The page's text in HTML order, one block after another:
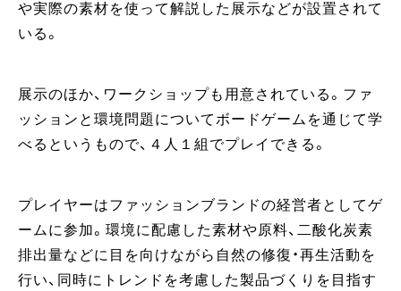
や実際の素材を使って解説した展示などが設置されて
いる。
展示のほか、ワークショップも用意されている。ファ
ッションと環境問題についてボードゲームを通じて学
べるというもので、４人１組でプレイできる。
プレイヤーはファッションブランドの経営者としてゲ
ームに参加。環境に配慮した素材や原料、二酸化炭素
排出量などに目を向けながら自然の修復・再生活動を
行い、同時にトレンドを考慮した製品づくりを目指す